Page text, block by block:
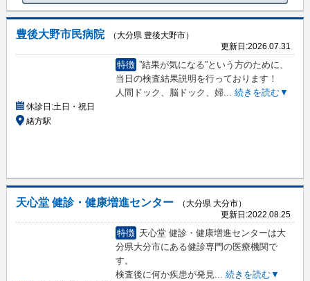
豊後大野市民病院
（大分県 豊後大野市）
更新日:2026.07.31
特徴 ”結果が気になる”という方のために、
当日の検査結果説明を行っております！
人間ドック、脳ドック、婦... 続きを読む▼
休診日:土日・祝日
緒方駅
天心堂 健診・健康増進センター
（大分県 大分市）
更新日:2022.08.25
特徴 天心堂 健診・健康増進センターは大
分県大分市にある健診専門の医療機関で
す。
検査後に何か疾患が発見... 続きを読む▼